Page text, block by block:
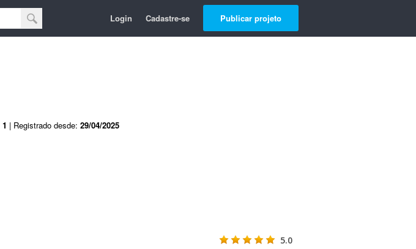
Login Cadastre-se Publicar projeto
1 | Registrado desde: 29/04/2025
5.0